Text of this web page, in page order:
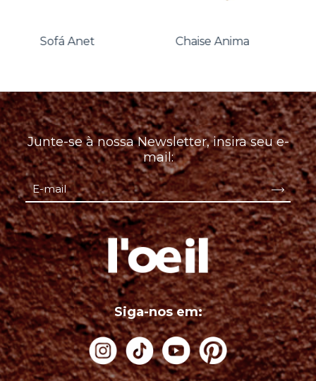
Sofá Anet Chaise Anima
Junte-se à nossa Newsletter, insira seu e-
mail:
Siga-nos em: